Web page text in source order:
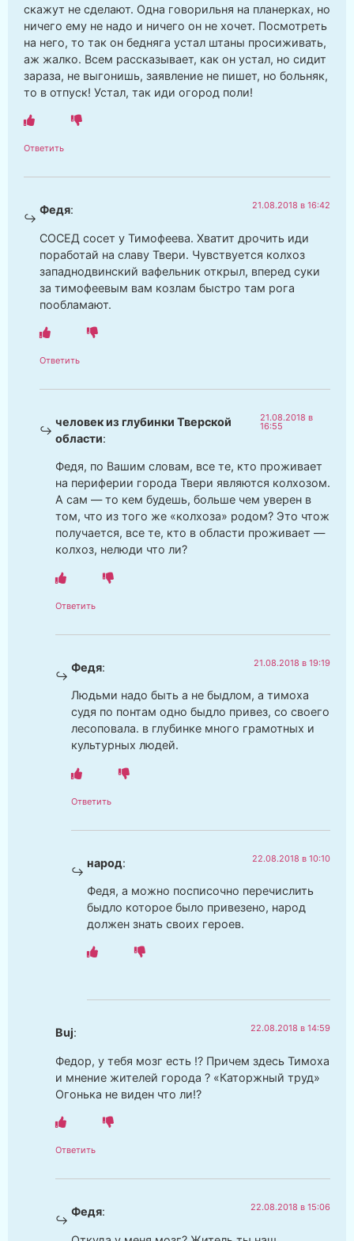
скажут не сделают. Одна говорильня на планерках, но
ничего ему не надо и ничего он не хочет. Посмотреть
на него, то так он бедняга устал штаны просиживать,
аж жалко. Всем рассказывает, как он устал, но сидит
зараза, не выгонишь, заявление не пишет, но больняк,
то в отпуск! Устал, так иди огород поли!
Ответить
Федя: 21.08.2018 в 16:42
СОСЕД сосет у Тимофеева. Хватит дрочить иди
поработай на славу Твери. Чувствуется колхоз
западнодвинский вафельник открыл, вперед суки
за тимофеевым вам козлам быстро там рога
пообламают.
Ответить
человек из глубинки Тверской
области:
21.08.2018 в
16:55
Федя, по Вашим словам, все те, кто проживает
на периферии города Твери являются колхозом.
А сам — то кем будешь, больше чем уверен в
том, что из того же «колхоза» родом? Это чтож
получается, все те, кто в области проживает —
колхоз, нелюди что ли?
Ответить
Федя: 21.08.2018 в 19:19
Людьми надо быть а не быдлом, а тимоха
судя по понтам одно быдло привез, со своего
лесоповала. в глубинке много грамотных и
культурных людей.
Ответить
народ: 22.08.2018 в 10:10
Федя, а можно посписочно перечислить
быдло которое было привезено, народ
должен знать своих героев.
Buj: 22.08.2018 в 14:59
Федор, у тебя мозг есть !? Причем здесь Тимоха
и мнение жителей города ? «Каторжный труд»
Огонька не виден что ли!?
Ответить
Федя: 22.08.2018 в 15:06